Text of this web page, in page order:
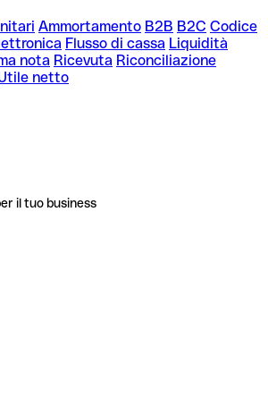
Ammortamento B2B B2C Codice
Flusso di cassa Liquidità
nota Ricevuta Riconciliazione
netto
il tuo business